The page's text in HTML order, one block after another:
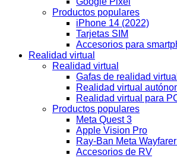
Productos populares
iPhone 14 (2022)
Tarjetas SIM
Accesorios para
Realidad virtual
Realidad virtual
Gafas de realidad virtual
Realidad virtual
Realidad virtual para
Productos populares
Meta Quest 3
Apple Vision Pro
Ray-Ban Meta
Accesorios de RV